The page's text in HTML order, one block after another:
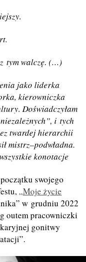
tym walczę. (…)
jako liderka
kierowniczka
Doświadczyłam
i tych
twardej hierarchii
mistrz–podwładna.
konotacje
swojego
„Moje życie
w grudniu 2022
outem pracowniczki
gonitwy